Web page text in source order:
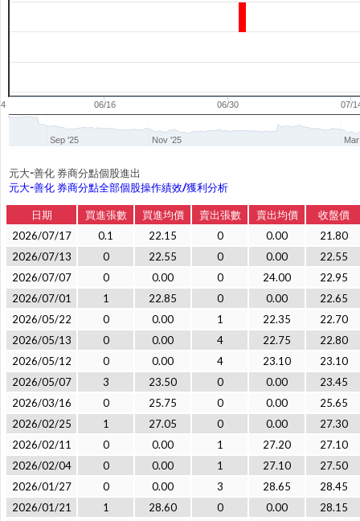
06/16 06/30 07/
Sep '25 Nov '25
元大-善化 券商分點個股進出
元大-善化 券商分點全部個股操作績效/獲利分析
日期 買進張數 買進均價 賣出張數 賣出均價
收盤價
2026/07/17
0.1 22.15 0 0.00
21.80
2026/07/13
0 22.55 0 0.00
22.55
2026/07/07
0 0.00 0 24.00
22.95
2026/07/01
1 22.85 0 0.00
22.65
2026/05/22
0 0.00 1 22.35
22.70
2026/05/13
0 0.00 4 22.75
22.80
2026/05/12
0 0.00 4 23.10
23.10
2026/05/07
3 23.50 0 0.00
23.45
2026/03/16
0 25.75 0 0.00
25.65
2026/02/25
1 27.05 0 0.00
27.30
2026/02/11
0 0.00 1 27.20
27.10
2026/02/04
0 0.00 1 27.10
27.50
2026/01/27
0 0.00 3 28.65
28.45
2026/01/21
1 28.60 0 0.00
28.15